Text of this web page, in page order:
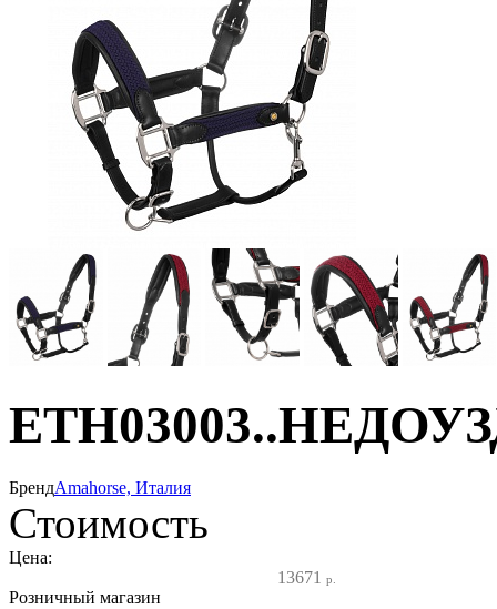
БрендAmahorse, Италия
Стоимость
Цена:
Розничный магазин
13671 р.